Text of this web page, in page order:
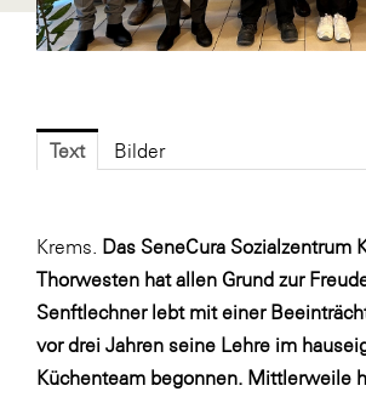
Fressnapf
FRoSTA
Gardena
Bauvereinigungen
Heimat Österreich
ikp
Text Bilder
Krems. Das SeneCura Sozialzentrum
Thorwesten hat allen Grund zur
Senftlechner lebt mit einer
vor drei Jahren seine Lehre im
Küchenteam begonnen. Mittlerweile